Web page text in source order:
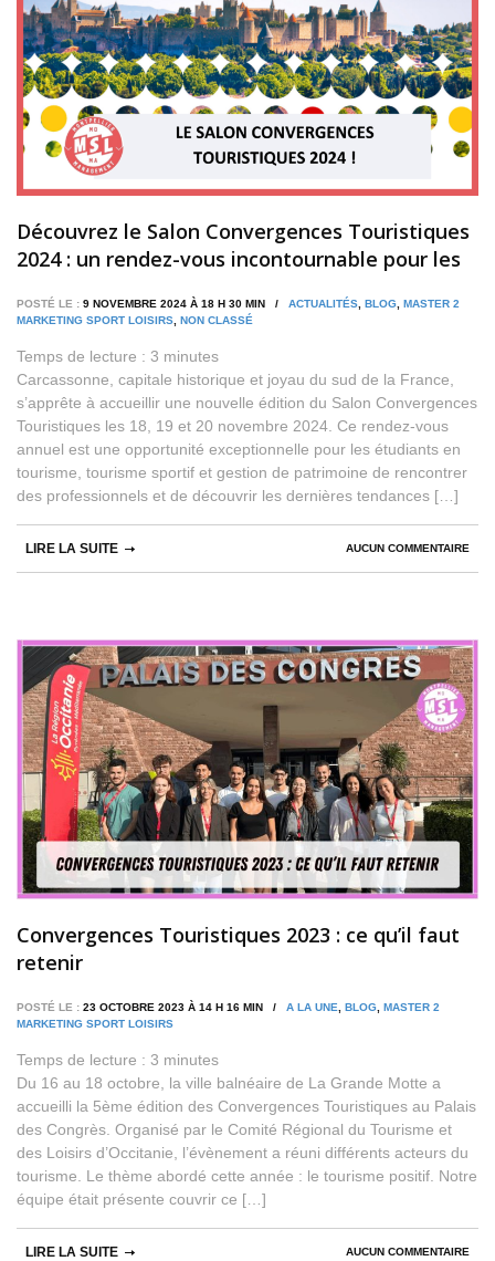
Découvrez le Salon Convergences Touristiques
2024 : un rendez-vous incontournable pour les
POSTÉ LE : 9 NOVEMBRE 2024 À 18 H 30 MIN / ACTUALITÉS BLOG MASTER 2
MARKETING SPORT LOISIRS NON CLASSÉ
Temps de lecture : 3 minutes
Carcassonne, capitale historique et joyau du sud de la France,
s’apprête à accueillir une nouvelle édition du Salon Convergences
Touristiques les 18, 19 et 20 novembre 2024. Ce rendez-vous
annuel est une opportunité exceptionnelle pour les étudiants en
tourisme, tourisme sportif et gestion de patrimoine de rencontrer
des professionnels et de découvrir les dernières tendances […]
AUCUN COMMENTAIRE
LIRE LA SUITE
Convergences Touristiques 2023 : ce qu’il faut
retenir
POSTÉ LE : 23 OCTOBRE 2023 À 14 H 16 MIN / A LA UNE BLOG MASTER 2
MARKETING SPORT LOISIRS
Temps de lecture : 3 minutes
Du 16 au 18 octobre, la ville balnéaire de La Grande Motte a
accueilli la 5ème édition des Convergences Touristiques au Palais
des Congrès. Organisé par le Comité Régional du Tourisme et
des Loisirs d’Occitanie, l’évènement a réuni différents acteurs du
tourisme. Le thème abordé cette année : le tourisme positif. Notre
équipe était présente couvrir ce […]
AUCUN COMMENTAIRE
LIRE LA SUITE